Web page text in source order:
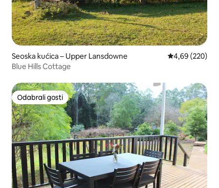
Seoska kućica – Upper Lansdowne Prosječna
4,69 (220)
Blue Hills Cottage
Odabrali gosti
Odabrali gosti